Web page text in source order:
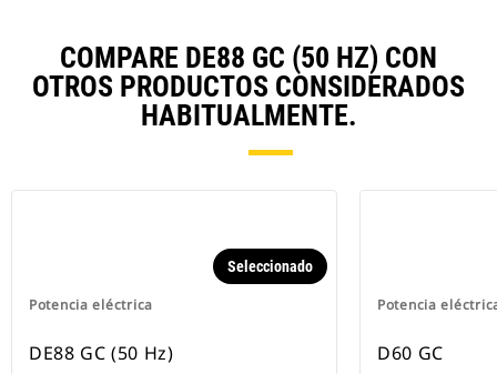
COMPARE DE88 GC (50 HZ) CON
OTROS PRODUCTOS CONSIDERADOS
HABITUALMENTE.
Potencia eléctrica
Seleccionado
DE88 GC (50 Hz)
Potencia
D60 GC